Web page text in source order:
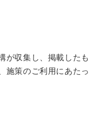
が収集し、掲載した
策のご利用にあた